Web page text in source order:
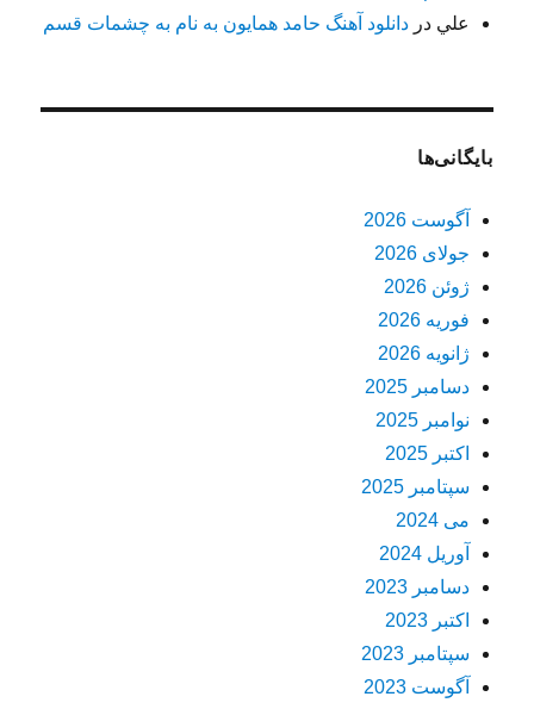
علي دردانلود آهنگ حامد همایون به نام به چشمات قسم
بایگانی‌ها
آگوست 2026
جولای 2026
ژوئن 2026
فوریه 2026
ژانویه 2026
دسامبر 2025
نوامبر 2025
اکتبر 2025
سپتامبر 2025
می 2024
آوریل 2024
دسامبر 2023
اکتبر 2023
سپتامبر 2023
آگوست 2023